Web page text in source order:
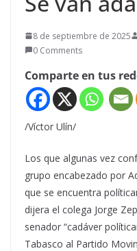
8 de septiembre de 2025
0 Comments
Comparte en tus
/Víctor Ulín/
Los que algunas vez
grupo encabezado por
que se encuentra
dijera el colega Jorge
senador “cadáver
Tabasco al Partido